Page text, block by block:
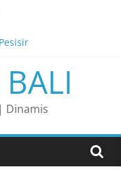
dan Membangun
Depan
Banyak Orang
Dinamis